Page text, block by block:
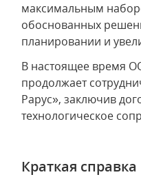
максимальным
обоснованных
планировании и
В настоящее время
продолжает
Рарус», заключив
технологическое
Краткая